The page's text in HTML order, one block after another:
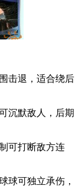
击退，适合绕后
沉默敌人，后期
可打断敌方连
球可独立承伤，